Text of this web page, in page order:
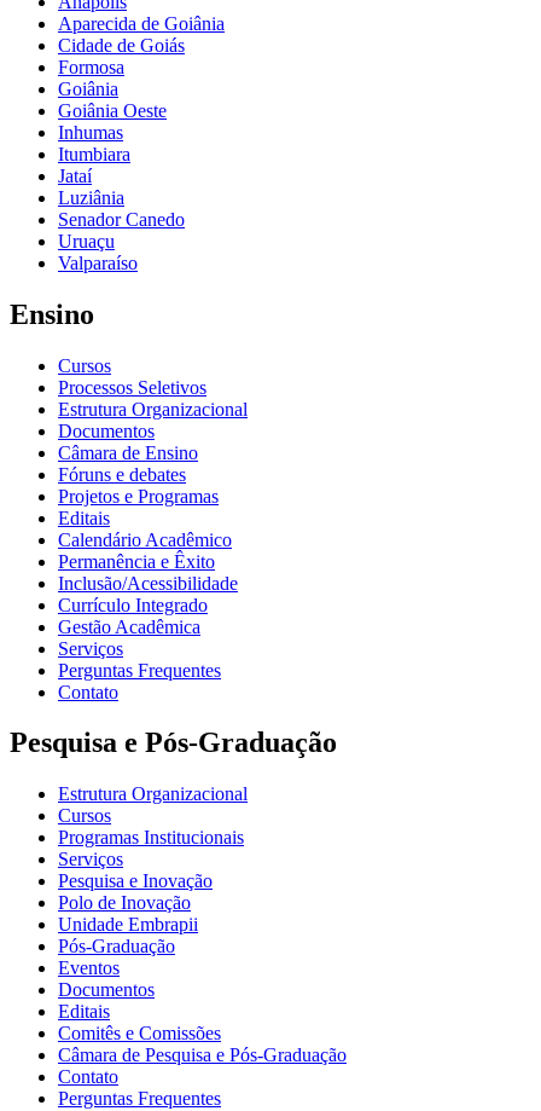
Aparecida de Goiânia
Cidade de Goiás
Formosa
Goiânia
Goiânia Oeste
Inhumas
Itumbiara
Jataí
Luziânia
Senador Canedo
Uruaçu
Valparaíso
Ensino
Cursos
Processos Seletivos
Estrutura Organizacional
Documentos
Câmara de Ensino
Fóruns e debates
Projetos e Programas
Editais
Calendário Acadêmico
Permanência e Êxito
Inclusão/Acessibilidade
Currículo Integrado
Gestão Acadêmica
Serviços
Perguntas Frequentes
Contato
Pesquisa e Pós-Graduação
Estrutura Organizacional
Cursos
Programas Institucionais
Serviços
Pesquisa e Inovação
Polo de Inovação
Unidade Embrapii
Pós-Graduação
Eventos
Documentos
Editais
Comitês e Comissões
Câmara de Pesquisa e Pós-Graduação
Contato
Perguntas Frequentes